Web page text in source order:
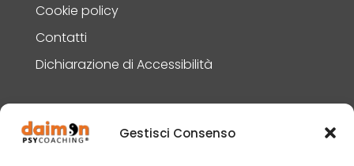
Gestisci Consenso
Cookie policy
Contatti
Dichiarazione di Accessibilità
Contatti